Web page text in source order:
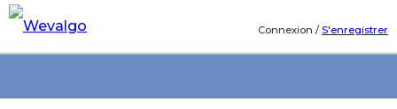
Connexion /S'enregistrer